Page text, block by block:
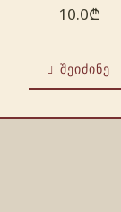
10.0₾
ᲨᲔᲘᲫᲘᲜᲔ